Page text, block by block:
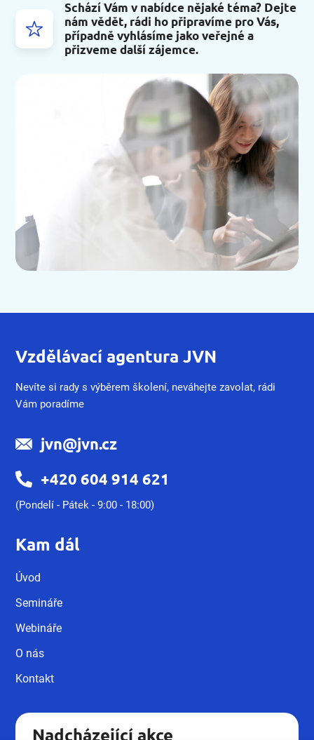
Schází Vám v nabídce nějaké téma? Dejte
nám vědět, rádi ho připravíme pro Vás,
případně vyhlásíme jako veřejné a
přizveme další zájemce.
Vzdělávací agentura JVN
Nevíte si rady s výběrem školení, neváhejte zavolat, rádi
Vám poradíme
jvn@jvn.cz
+420 604 914 621
(Pondelí - Pátek - 9:00 - 18:00)
Kam dál
Úvod
Semináře
Webináře
O nás
Kontakt
Nadcházející akce